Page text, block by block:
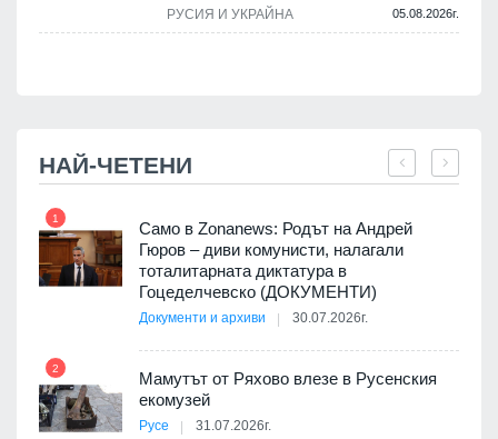
РУСИЯ И УКРАЙНА 05.08.2026г.
НАЙ-ЧЕТЕНИ
1
Само в Zonanews: Родът на Андрей
Гюров – диви комунисти, налагали
тоталитарната диктатура в
Гоцеделчевско (ДОКУМЕНТИ)
Документи и архиви 30.07.2026г.
2
Мамутът от Ряхово влезе в Русенския
екомузей
Русе 31.07.2026г.